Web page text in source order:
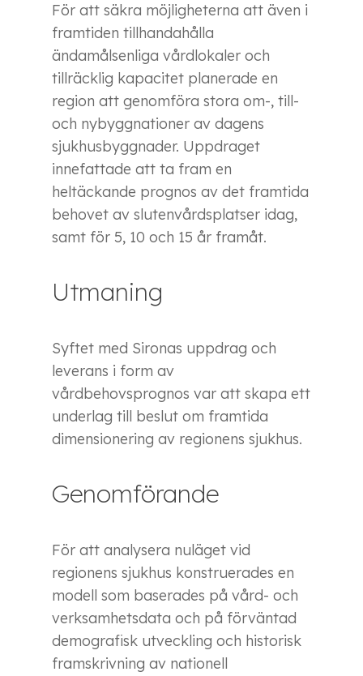
För att säkra möjligheterna att även i
framtiden tillhandahålla
ändamålsenliga vårdlokaler och
tillräcklig kapacitet planerade en
region att genomföra stora om-, till-
och nybyggnationer av dagens
sjukhusbyggnader. Uppdraget
innefattade att ta fram en
heltäckande prognos av det framtida
behovet av slutenvårdsplatser idag,
samt för 5, 10 och 15 år framåt.
Utmaning
Syftet med Sironas uppdrag och
leverans i form av
vårdbehovsprognos var att skapa ett
underlag till beslut om framtida
dimensionering av regionens sjukhus.
Genomförande
För att analysera nuläget vid
regionens sjukhus konstruerades en
modell som baserades på vård- och
verksamhetsdata och på förväntad
demografisk utveckling och historisk
framskrivning av nationell